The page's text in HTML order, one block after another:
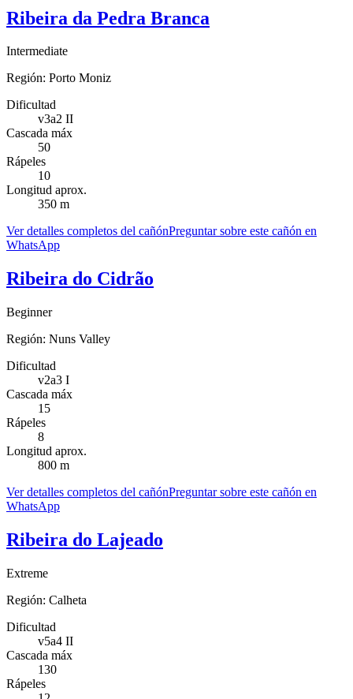
Ribeira da Pedra Branca
Intermediate
Región: Porto Moniz
Dificultad
v3a2 II
Cascada máx
50
Rápeles
10
Longitud aprox.
350 m
Ver detalles completos del cañónPreguntar sobre este cañón en
WhatsApp
Ribeira do Cidrão
Beginner
Región: Nuns Valley
Dificultad
v2a3 I
Cascada máx
15
Rápeles
8
Longitud aprox.
800 m
Ver detalles completos del cañónPreguntar sobre este cañón en
WhatsApp
Ribeira do Lajeado
Extreme
Región: Calheta
Dificultad
v5a4 II
Cascada máx
130
Rápeles